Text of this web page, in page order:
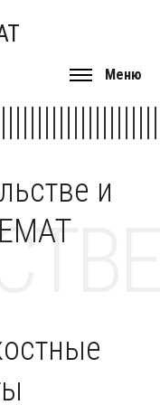
Меню
и